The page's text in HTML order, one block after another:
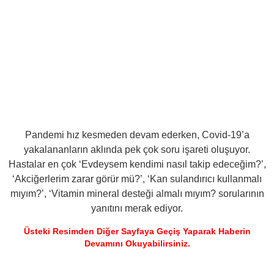
Pandemi hız kesmeden devam ederken, Covid-19’a
yakalananların aklında pek çok soru işareti oluşuyor.
Hastalar en çok ‘Evdeysem kendimi nasıl takip edeceğim?’,
‘Akciğerlerim zarar görür mü?’, ‘Kan sulandırıcı kullanmalı
mıyım?’, ‘Vitamin mineral desteği almalı mıyım? sorularının
yanıtını merak ediyor.
Üsteki Resimden Diğer Sayfaya Geçiş Yaparak Haberin
Devamını Okuyabilirsiniz.